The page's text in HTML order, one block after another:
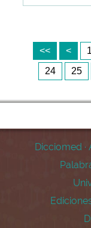
<<
<
24
25
Dicciomed ·